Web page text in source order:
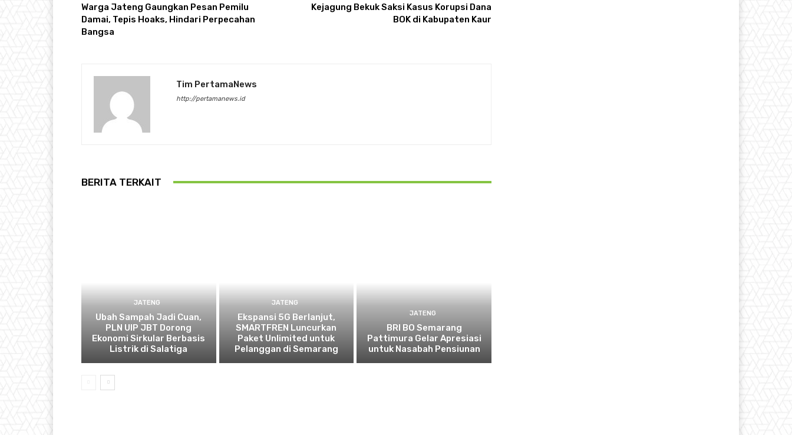
Warga Jateng Gaungkan Pesan Pemilu
Damai, Tepis Hoaks, Hindari Perpecahan
Bangsa
Kejagung Bekuk Saksi Kasus Korupsi Dana
BOK di Kabupaten Kaur
Tim PertamaNews
http://pertamanews.id
BERITA TERKAIT
JATENG
Ubah Sampah Jadi Cuan,
PLN UIP JBT Dorong
Ekonomi Sirkular Berbasis
Listrik di Salatiga
JATENG
Ekspansi 5G Berlanjut,
SMARTFREN Luncurkan
Paket Unlimited untuk
Pelanggan di Semarang
JATENG
BRI BO Semarang
Pattimura Gelar Apresiasi
untuk Nasabah Pensiunan